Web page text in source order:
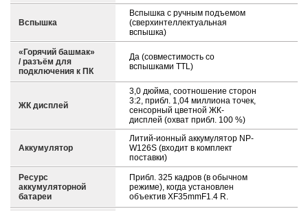
Вспышка
Вспышка с ручным подъемом
(сверхинтеллектуальная
вспышка)
«Горячий башмак»
/ разъём для
подключения к ПК
Да (совместимость со
вспышками TTL)
ЖК дисплей
3,0 дюйма, соотношение сторон
3:2, прибл. 1,04 миллиона точек,
сенсорный цветной ЖК-
дисплей (охват прибл. 100 %)
Аккумулятор
Литий-ионный аккумулятор NP-
W126S (входит в комплект
поставки)
Ресурс
аккумуляторной
батареи
Прибл. 325 кадров (в обычном
режиме), когда установлен
объектив XF35mmF1.4 R.